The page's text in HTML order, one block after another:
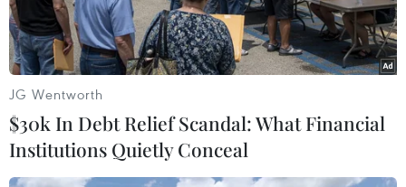
ADN.
JG Wentworth
$30k In Debt Relief Scandal: What Financial
Institutions Quietly Conceal